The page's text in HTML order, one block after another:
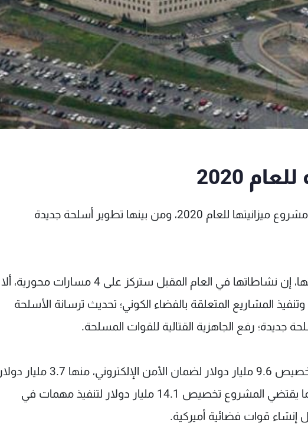
2020
أعلنت وزارة الدفاع الأميركية عن أولوياتها في مشروع ميزانيتها للعام 2020، ومن بينها تطوير أسلحة جديدة
وقالت الوزارة في مذكرة مرافقة لطلب ميزانيتها، إن نشاطاتها في العام المقبل ستركز على 4 مسارات محورية، ألا
المشاريع المتعلقة بالفضاء الكوني؛ تحديث ترسانة الأسلحة
جديدة؛ رفع الجاهزية القتالية للقوات المسلحة.
ويقتضي مشروع الميزانية المقدم من الوزارة تخصيص 9.6 مليار دولار لضمان الأمن الإلكتروني، منها 3.7 مليار دولار
لخوض عمليات إلكترونية هجومية ودفاعية. كما يقتضي المشروع تخصيص 14.1 مليار دولار لتنفيذ مهمات في